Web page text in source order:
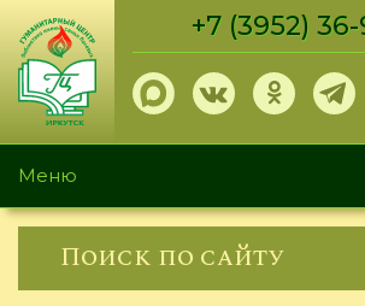
Перейти
основному
содержанию
+7 (3952)
Меню
Поиск по сайту